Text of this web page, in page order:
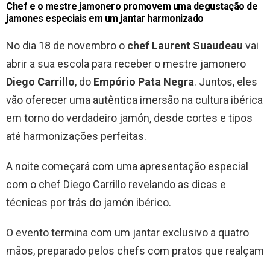
Chef e o mestre jamonero promovem uma degustação de
jamones especiais em um jantar harmonizado
No dia 18 de novembro o chef Laurent Suaudeau vai
abrir a sua escola para receber o mestre jamonero
Diego Carrillo, do Empório Pata Negra. Juntos, eles
vão oferecer uma autêntica imersão na cultura ibérica
em torno do verdadeiro jamón, desde cortes e tipos
até harmonizações perfeitas.
A noite começará com uma apresentação especial
com o chef Diego Carrillo revelando as dicas e
técnicas por trás do jamón ibérico.
O evento termina com um jantar exclusivo a quatro
mãos, preparado pelos chefs com pratos que realçam